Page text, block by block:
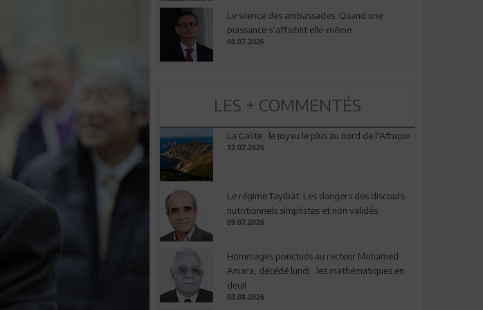
Le silence des ambassades: Quand une
puissance s’affaiblit elle-même
08.07.2026
LES + COMMENTÉS
La Galite : le joyau le plus au nord de l'Afrique
12.07.2026
Le régime Tayibat: Les dangers des discours
nutritionnels simplistes et non validés
09.07.2026
Hommages ponctués au recteur Mohamed
Amara, décédé lundi : les mathématiques en
deuil
03.08.2026